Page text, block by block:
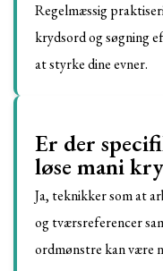
Regelmæssig
krydsord og søgning
at styrke dine evner.
Er der
løse mani
Ja, teknikker som at
og tværsreferencer
ordmønstre kan være